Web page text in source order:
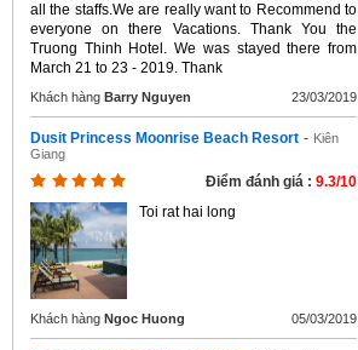
all the staffs.We are really want to Recommend to
everyone on there Vacations. Thank You the
Truong Thinh Hotel. We was stayed there from
March 21 to 23 - 2019. Thank
Khách hàng Barry Nguyen 23/03/2019
Dusit Princess Moonrise Beach Resort - Kiên
Giang
Điểm đánh giá : 9.3/10
Toi rat hai long
Khách hàng Ngoc Huong 05/03/2019